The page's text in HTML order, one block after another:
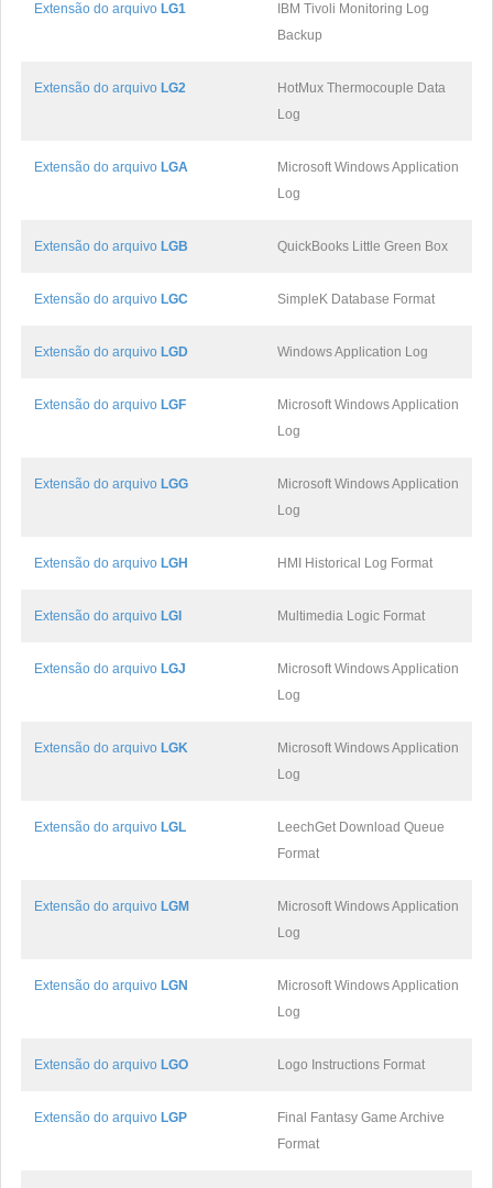
Extensão do arquivo LG1
IBM Tivoli Monitoring Log
Backup
Extensão do arquivo LG2
HotMux Thermocouple Data
Log
Extensão do arquivo LGA
Microsoft Windows Application
Log
Extensão do arquivo LGB QuickBooks Little Green Box
Extensão do arquivo LGC SimpleK Database Format
Extensão do arquivo LGD Windows Application Log
Extensão do arquivo LGF
Microsoft Windows Application
Log
Extensão do arquivo LGG
Microsoft Windows Application
Log
Extensão do arquivo LGH HMI Historical Log Format
Extensão do arquivo LGI Multimedia Logic Format
Extensão do arquivo LGJ
Microsoft Windows Application
Log
Extensão do arquivo LGK
Microsoft Windows Application
Log
Extensão do arquivo LGL
LeechGet Download Queue
Format
Extensão do arquivo LGM
Microsoft Windows Application
Log
Extensão do arquivo LGN
Microsoft Windows Application
Log
Extensão do arquivo LGO Logo Instructions Format
Extensão do arquivo LGP
Final Fantasy Game Archive
Format